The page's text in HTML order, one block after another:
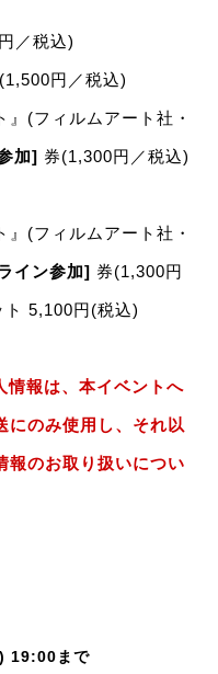
／税込)
円／税込)
』(フィルムアート社・
加] 券(1,300円／税込)
』(フィルムアート社・
イン参加] 券(1,300円
5,100円(税込)
報は、本イベントへ
にのみ使用し、それ以
報のお取り扱いについ
19:00まで